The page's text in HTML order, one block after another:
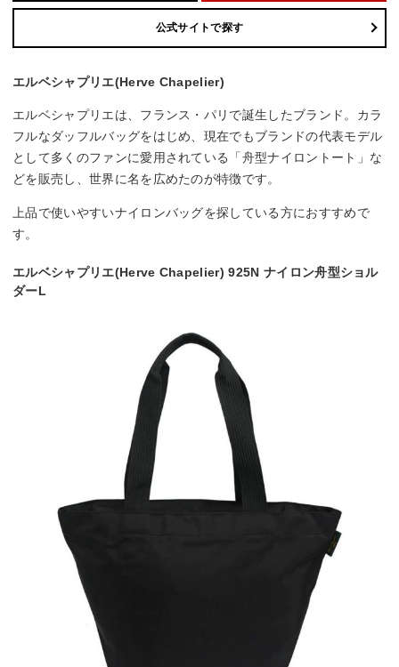
公式サイトで探す
エルベシャプリエ(Herve Chapelier)
エルベシャプリエは、フランス・パリで誕生したブランド。カラ
フルなダッフルバッグをはじめ、現在でもブランドの代表モデル
として多くのファンに愛用されている「舟型ナイロントート」な
どを販売し、世界に名を広めたのが特徴です。
上品で使いやすいナイロンバッグを探している方におすすめで
す。
エルベシャプリエ(Herve Chapelier) 925N ナイロン舟型ショル
ダーL